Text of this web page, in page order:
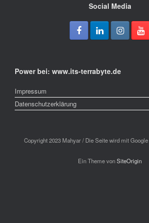
Social Media
Power bei: www.its-terrabyte.de
Impressum
Datenschutzerklärung
Copyright 2023 Mahyar / Die Seite wird mit
Ein Theme vonSiteOrigin